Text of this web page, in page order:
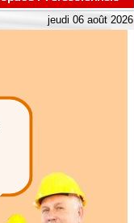
jeudi 06 août 2026